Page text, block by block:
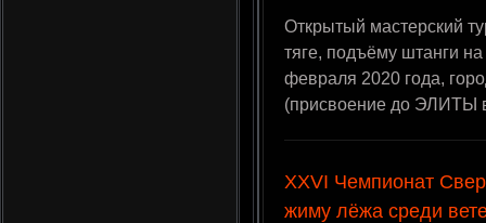
Открытый мастерский
тяге, подъёму штанги
февраля 2020 года,
(присвоение до ЭЛИТЫ
XXVI Чемпионат
жиму лёжа среди